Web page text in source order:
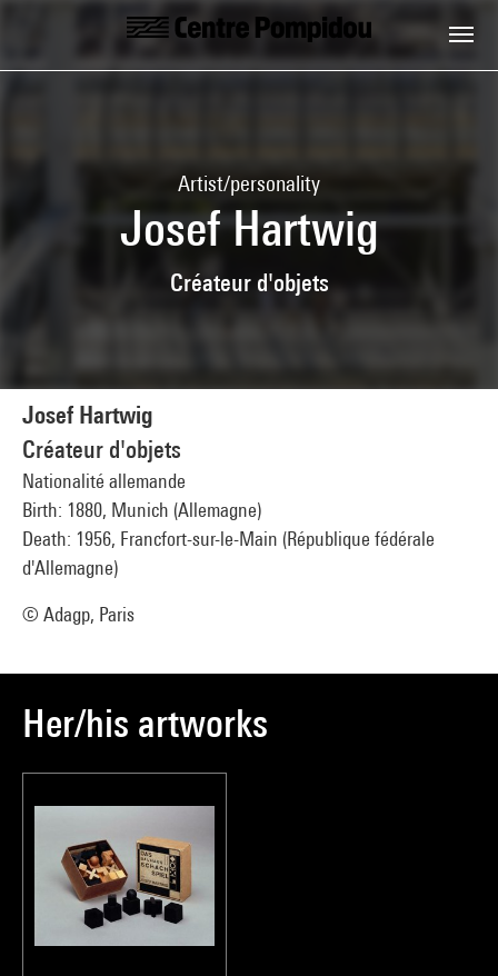
Skip to main content
Centre Pompidou
Artist/personality
Josef Hartwig
Créateur d'objets
Josef Hartwig
Créateur d'objets
Nationalité allemande
Birth: 1880, Munich (Allemagne)
Death: 1956, Francfort-sur-le-Main (République fédérale
d'Allemagne)
© Adagp, Paris
Her/his artworks